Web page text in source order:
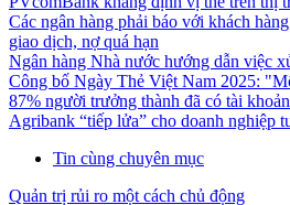
Các ngân hàng phải báo với khách
giao dịch, nợ quá hạn
Ngân hàng Nhà nước hướng dẫn việc
Công bố Ngày Thẻ Việt Nam 2025:
87% người trưởng thành đã có tài
Agribank “tiếp lửa” cho doanh nghiệp
Tin cùng chuyên mục
Quản trị rủi ro một cách chủ động